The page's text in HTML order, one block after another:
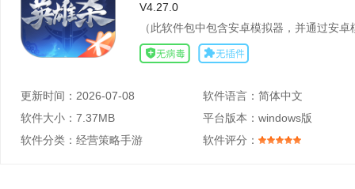
V4.27.0
（此软件包中包含安卓模拟器，并通过安
更新时间： 2026-07-08 软件语言：简体中文
软件大小： 7.37MB 平台版本：windows版
软件分类： 经营策略手游 软件评分：